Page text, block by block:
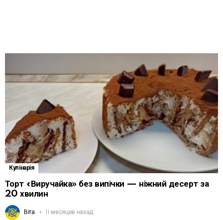
Кулінарія
Торт «Виручайка» без випічки — ніжний десерт за
20 хвилин
Віта 11 месяцев назад